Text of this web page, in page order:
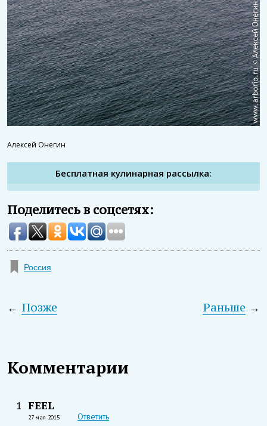
Алексей Онегин
Бесплатная кулинарная рассылка:
Поделитесь в соцсетях:
Россия
← Позже →
Раньше
Комментарии
1 FEEL
27 мая 2015 Ответить